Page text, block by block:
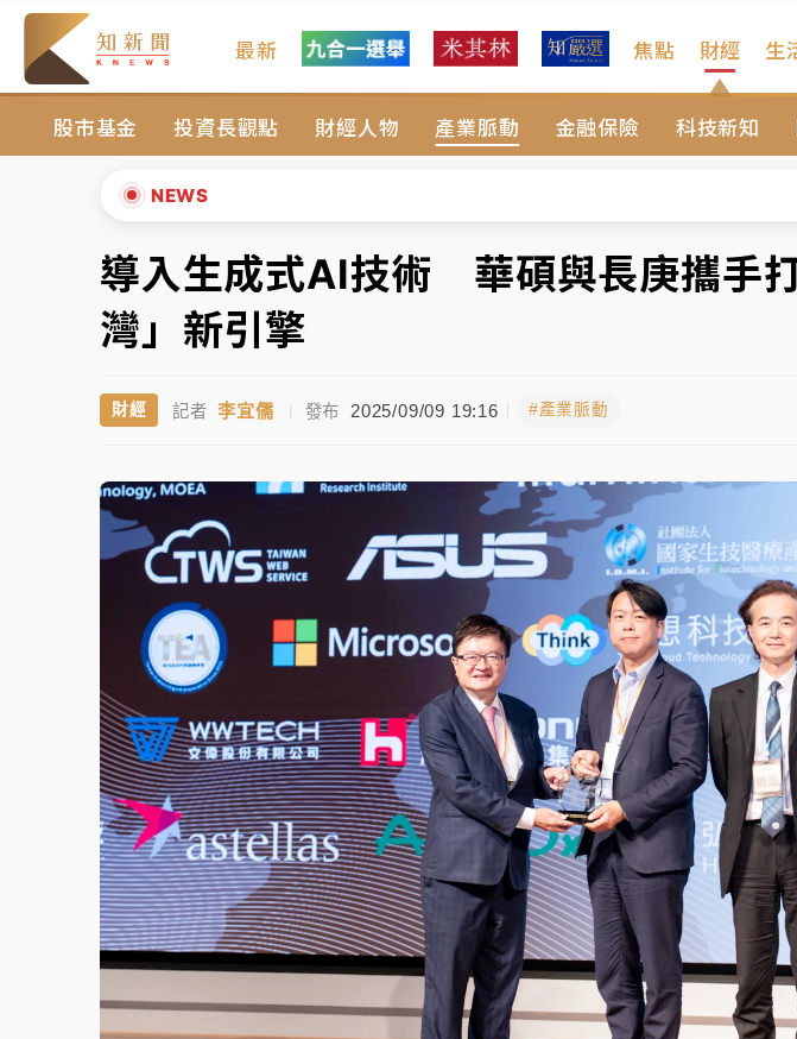
最新 焦點 財經
股市基金 投資長觀點 財經人物 產業脈動 金融保險 科技新知
生
NEWS
白海豚逼近！新北高灘地停車場下午4時強制拖吊 中午開放水門周邊紅黃
中颱白海豚環流掠北海！今明防劇烈降雨 東部高溫飆38度
周末精選｜ 慈濟遭詐10億完整始末曝！律師掮客大玩兩面手法 郭台銘、蔡
本周爆款短影音｜ 柯文哲帶電子手鐶拄拐杖現身／周玉蔻蔡玉真開撕爆料
蔣萬安的建中同學！47歲法律學霸戰桃園 公開上任首要3件事
白海豚逼近！新北高灘地停車場下午4時強制拖吊 中午開放水門周邊紅黃線
中颱白海豚環流掠北海！今明防劇烈降雨 東部高溫飆38度
周末精選｜ 慈濟遭詐10億完整始末曝！律師掮客大玩兩面手法 郭台銘、
本周爆款短影音｜ 柯文哲帶電子手鐶拄拐杖現身／周玉蔻蔡玉真開撕爆料
周末精選｜ 跨境網購族注意！EZ Way若改由政府委任 預算難關如何解？
蔣萬安的建中同學！47歲法律學霸戰桃園 公開上任首要3件事
▲
▼
導入生成式AI技術 華碩與長庚攜手
灣」新引擎
財經 記者 李宜儒 | 發布 2025/09/09 19:16 #產業脈動